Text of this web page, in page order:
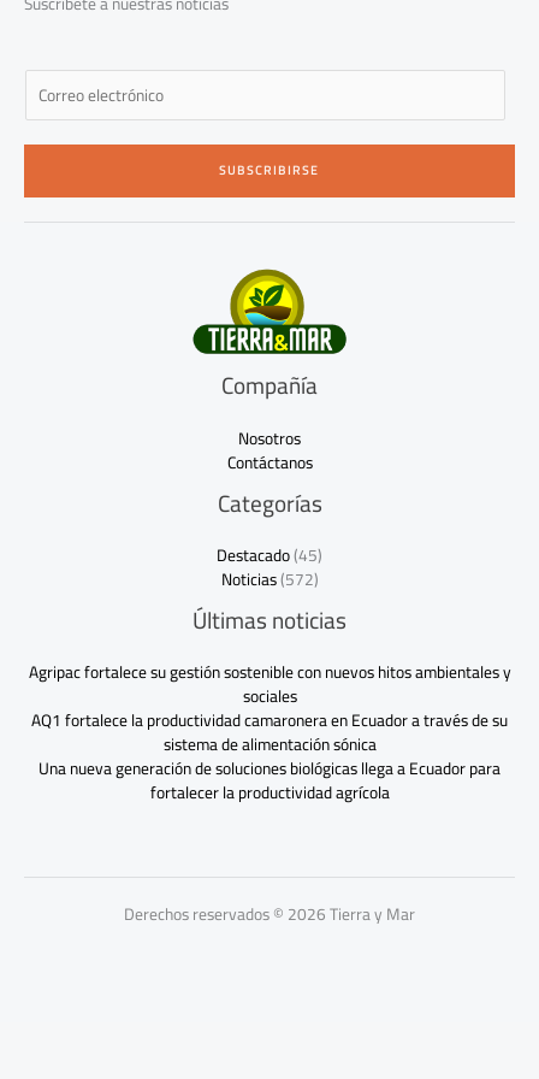
f
E
a
i
*
SUBSCRIBIRSE
Compañía
Nosotros
Contáctanos
Categorías
Destacado(45)
Noticias(572)
Últimas noticias
Agripac fortalece su gestión sostenible con nuevos hitos ambientales y
sociales
AQ1 fortalece la productividad camaronera en Ecuador a través de su
sistema de alimentación sónica
Una nueva generación de soluciones biológicas llega a Ecuador para
fortalecer la productividad agrícola
Derechos reservados © 2026 Tierra y Mar